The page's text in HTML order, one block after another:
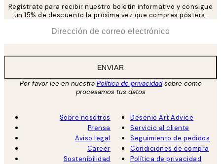
Regístrate para recibir nuestro boletín informativo y consigue
un 15% de descuento la próxima vez que compres pósters.
ENVIAR
Por favor lee en nuestra Política de privacidadsobre como
procesamos tus datos
Sobre nosotros
Prensa
Aviso legal
Career
Sostenibilidad
Desenio Art Advice
Servicio al cliente
Seguimiento de pedidos
Condiciones de compra
Política de privacidad